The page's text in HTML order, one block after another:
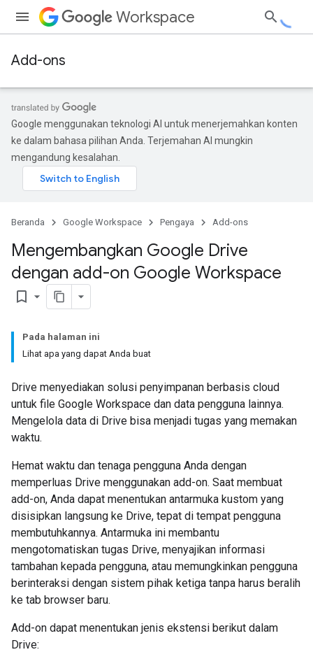
Workspace
Add-ons
Google menggunakan teknologi AI untuk menerjemahkan konten
ke dalam bahasa pilihan Anda. Terjemahan AI mungkin
mengandung kesalahan.
Beranda Google Workspace Pengaya Add-ons
Mengembangkan Google Drive
dengan add-on Google Workspace
bookmark_border
Pada halaman ini
Lihat apa yang dapat Anda buat
Drive menyediakan solusi penyimpanan berbasis cloud
untuk file Google Workspace dan data pengguna lainnya.
Mengelola data di Drive bisa menjadi tugas yang memakan
waktu.
Hemat waktu dan tenaga pengguna Anda dengan
memperluas Drive menggunakan add-on. Saat membuat
add-on, Anda dapat menentukan antarmuka kustom yang
disisipkan langsung ke Drive, tepat di tempat pengguna
membutuhkannya. Antarmuka ini membantu
mengotomatiskan tugas Drive, menyajikan informasi
tambahan kepada pengguna, atau memungkinkan pengguna
berinteraksi dengan sistem pihak ketiga tanpa harus beralih
ke tab browser baru.
Add-on dapat menentukan jenis ekstensi berikut dalam
Drive: